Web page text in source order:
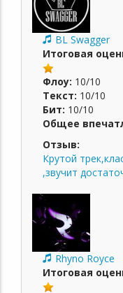
BL Swagger
Итоговая
Флоу: 10/10
Текст: 10/10
Бит: 10/10
Общее
Отзыв:
Крутой
,звучит
Rhyno Royce
Итоговая